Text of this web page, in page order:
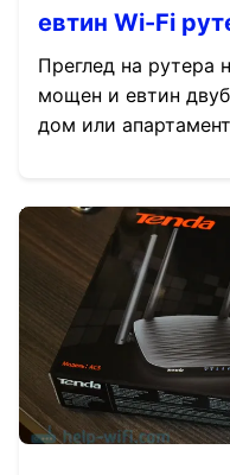
евтин Wi-Fi
Преглед на рутера
мощен и евтин
дом или